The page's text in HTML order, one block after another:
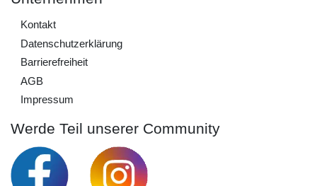
Kontakt
Daten­schutz­erklärung
Barrierefreiheit
AGB
Impressum
Werde Teil unserer Community